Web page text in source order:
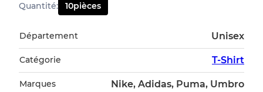
Quantité: 10pièces
Département Unisex
Catégorie T-Shirt
Marques Nike, Adidas, Puma, Umbro